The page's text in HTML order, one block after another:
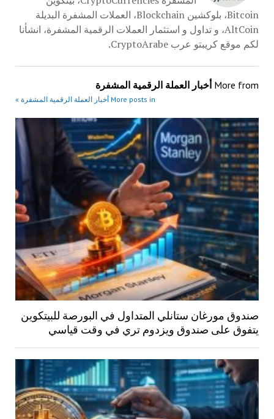
Bitcoin، بلوكشين Blockchain، العملات المشفرة البديلة
AltCoin، و تداول و استثمار العملات الرقمية المشفرة، انشأنا
لكم موقع كريبتو عرب CryptoArabe.
More from أخبار العملة الرقمية المشفرة
More posts in أخبار العملة الرقمية المشفرة »
صندوق مورغان ستانلي المتداول في البورصة للبيتكوين
يتفوق على صندوق ويزدوم تري في وقت قياسي